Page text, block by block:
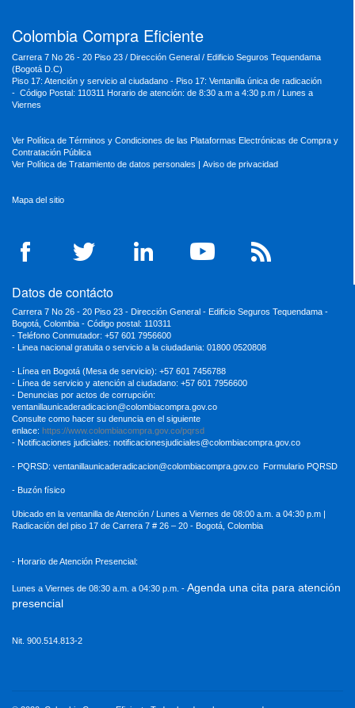
Colombia Compra Eficiente
Carrera 7 No 26 - 20 Piso 23 / Dirección General / Edificio Seguros Tequendama
(Bogotá D.C)
Piso 17: Atención y servicio al ciudadano - Piso 17: Ventanilla única de radicación
- Código Postal: 110311 Horario de atención: de 8:30 a.m a 4:30 p.m / Lunes a
Viernes
Ver Política de Términos y Condiciones de las Plataformas Electrónicas de Compra y
Contratación Pública
Ver Política de Tratamiento de datos personales | Aviso de privacidad
Mapa del sitio
Datos de contácto
Carrera 7 No 26 - 20 Piso 23 - Dirección General - Edificio Seguros Tequendama -
Bogotá, Colombia - Código postal: 110311
- Teléfono Conmutador: +57 601 7956600
- Linea nacional gratuita o servicio a la ciudadania: 01800 0520808
- Línea en Bogotá (Mesa de servicio): +57 601 7456788
- Línea de servicio y atención al ciudadano: +57 601 7956600
- Denuncias por actos de corrupción:
ventanillaunicaderadicacion@colombiacompra.gov.co
Consulte como hacer su denuncia en el siguiente
enlace: https://www.colombiacompra.gov.co/pqrsd
- Notificaciones judiciales: notificacionesjudiciales@colombiacompra.gov.co
- PQRSD: ventanillaunicaderadicacion@colombiacompra.gov.co Formulario PQRSD
- Buzón físico
Ubicado en la ventanilla de Atención / Lunes a Viernes de 08:00 a.m. a 04:30 p.m |
Radicación del piso 17 de Carrera 7 # 26 – 20 - Bogotá, Colombia
- Horario de Atención Presencial:
Lunes a Viernes de 08:30 a.m. a 04:30 p.m. - Agenda una cita para atención
presencial
Nit. 900.514.813-2